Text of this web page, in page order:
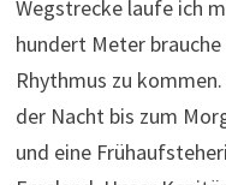
Schublade „Trinkende
spontan 20 Euro als
Ich hocke derweil auf
praktisch